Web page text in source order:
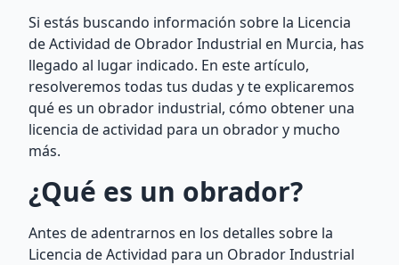
Si estás buscando información sobre la Licencia
de Actividad de Obrador Industrial en Murcia, has
llegado al lugar indicado. En este artículo,
resolveremos todas tus dudas y te explicaremos
qué es un obrador industrial, cómo obtener una
licencia de actividad para un obrador y mucho
más.
¿Qué es un obrador?
Antes de adentrarnos en los detalles sobre la
Licencia de Actividad para un Obrador Industrial